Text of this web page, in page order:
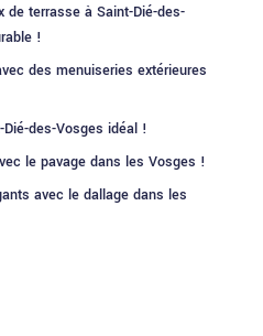
de terrasse à Saint-Dié-des-
!
des menuiseries extérieures
des-Vosges idéal !
le pavage dans les Vosges !
avec le dallage dans les